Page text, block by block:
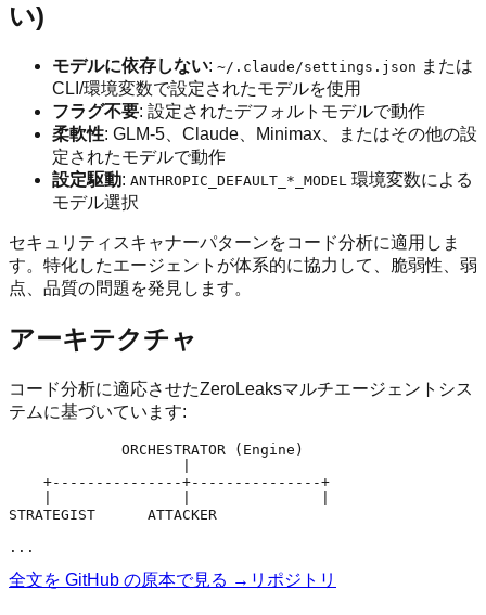
い)
モデルに依存しない: ~/.claude/settings.json または
CLI/環境変数で設定されたモデルを使用
フラグ不要: 設定されたデフォルトモデルで動作
柔軟性: GLM-5、Claude、Minimax、またはその他の設
定されたモデルで動作
設定駆動: ANTHROPIC_DEFAULT_*_MODEL 環境変数による
モデル選択
セキュリティスキャナーパターンをコード分析に適用しま
す。特化したエージェントが体系的に協力して、脆弱性、弱
点、品質の問題を発見します。
アーキテクチャ
コード分析に適応させたZeroLeaksマルチエージェントシス
テムに基づいています:
             ORCHESTRATOR (Engine)
    +---------------+---------------+
STRATEGIST      ATTACKER
全文を GitHub の原本で見る → リポジトリ